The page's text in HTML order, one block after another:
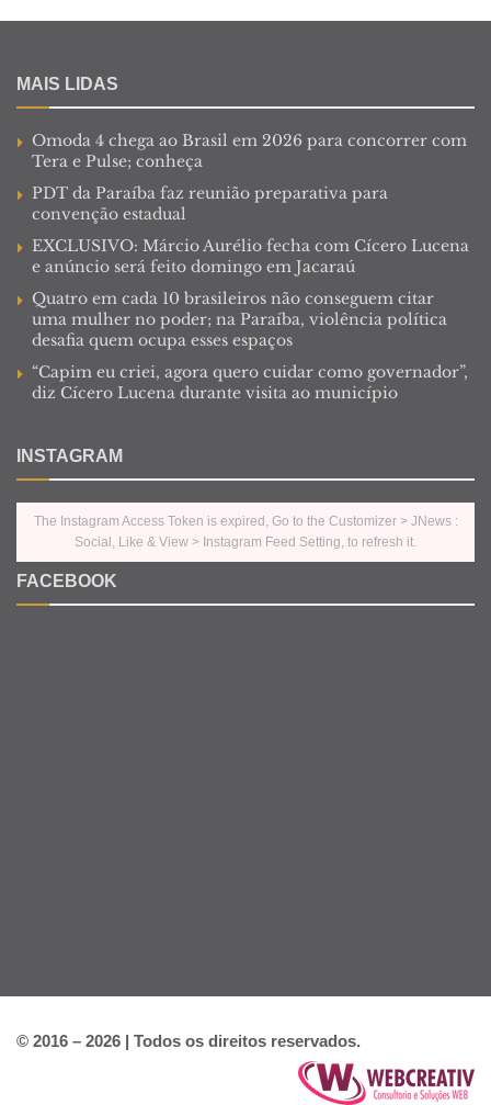
MAIS LIDAS
Omoda 4 chega ao Brasil em 2026 para concorrer com
Tera e Pulse; conheça
PDT da Paraíba faz reunião preparativa para
convenção estadual
EXCLUSIVO: Márcio Aurélio fecha com Cícero Lucena
e anúncio será feito domingo em Jacaraú
Quatro em cada 10 brasileiros não conseguem citar
uma mulher no poder; na Paraíba, violência política
desafia quem ocupa esses espaços
“Capim eu criei, agora quero cuidar como governador”,
diz Cícero Lucena durante visita ao município
INSTAGRAM
The Instagram Access Token is expired, Go to the Customizer > JNews :
Social, Like & View > Instagram Feed Setting, to refresh it.
FACEBOOK
© 2016 – 2026 | Todos os direitos reservados.